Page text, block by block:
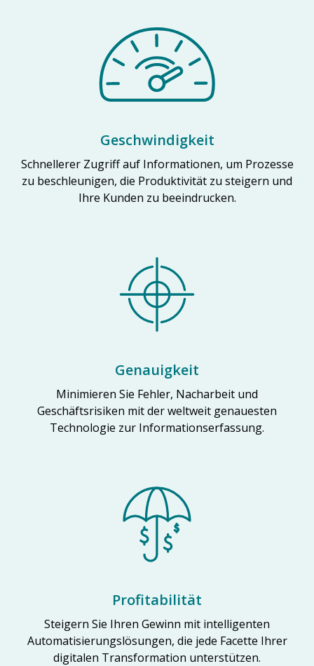
Geschwindigkeit
Schnellerer Zugriff auf Informationen, um Prozesse
zu beschleunigen, die Produktivität zu steigern und
Ihre Kunden zu beeindrucken.
Genauigkeit
Minimieren Sie Fehler, Nacharbeit und
Geschäftsrisiken mit der weltweit genauesten
Technologie zur Informationserfassung.
Profitabilität
Steigern Sie Ihren Gewinn mit intelligenten
Automatisierungslösungen, die jede Facette Ihrer
digitalen Transformation unterstützen.